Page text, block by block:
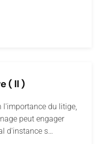
( II )
l'importance du litige,
peut engager
d'instance s…